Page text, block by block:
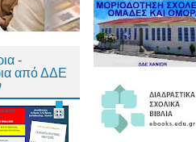
-
από ΔΔΕ